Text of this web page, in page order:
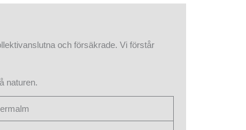
och försäkrade. Vi förstår
naturen.